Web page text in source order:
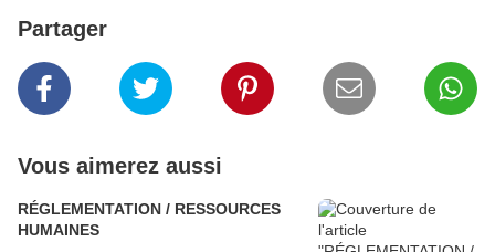
Partager
Vous aimerez aussi
RÉGLEMENTATION / RESSOURCES
HUMAINES